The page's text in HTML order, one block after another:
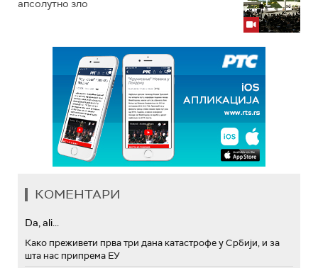
апсолутно зло
КОМЕНТАРИ
Da, ali...
Како преживети прва три дана катастрофе у Србији, и за
шта нас припрема ЕУ